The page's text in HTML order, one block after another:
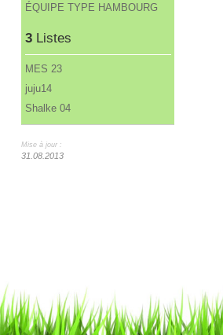
ÉQUIPE TYPE HAMBOURG
3Listes
MES 23
juju14
Shalke 04
Mise à jour :
31.08.2013